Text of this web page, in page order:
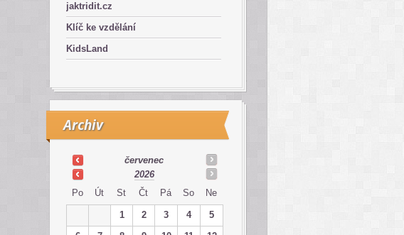
jaktridit.cz
Klíč ke vzdělání
KidsLand
Archiv
červenec
2026
Po
Út St Čt Pá So Ne
1 2 3 4
5